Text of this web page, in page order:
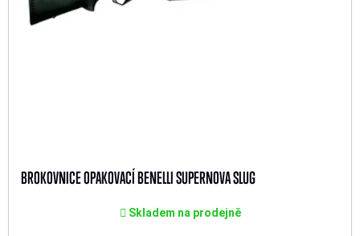
BROKOVNICE OPAKOVACÍ BENELLI SUPERNOVA SLUG
Skladem na prodejně